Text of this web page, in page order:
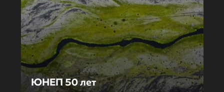
ЮНЕП 50 лет